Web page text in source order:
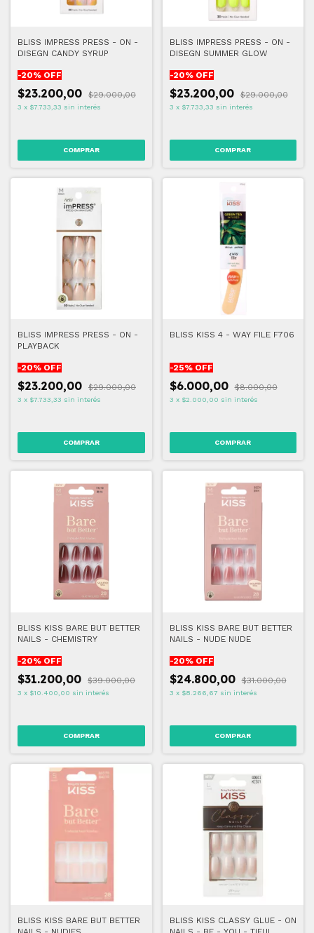
BLISS IMPRESS PRESS - ON -
DISEGN CANDY SYRUP
-20% OFF
$23.200,00 $29.000,00
3 x $7.733,33 sin interés
BLISS IMPRESS PRESS - ON -
DISEGN SUMMER GLOW
-20% OFF
$23.200,00 $29.000,00
3 x $7.733,33 sin interés
BLISS IMPRESS PRESS - ON -
PLAYBACK
-20% OFF
$23.200,00 $29.000,00
3 x $7.733,33 sin interés
BLISS KISS 4 - WAY FILE F706
-25% OFF
$6.000,00 $8.000,00
3 x $2.000,00 sin interés
BLISS KISS BARE BUT BETTER
NAILS - CHEMISTRY
-20% OFF
$31.200,00 $39.000,00
3 x $10.400,00 sin interés
BLISS KISS BARE BUT BETTER
NAILS - NUDE NUDE
-20% OFF
$24.800,00 $31.000,00
3 x $8.266,67 sin interés
BLISS KISS BARE BUT BETTER
BLISS KISS CLASSY GLUE - ON